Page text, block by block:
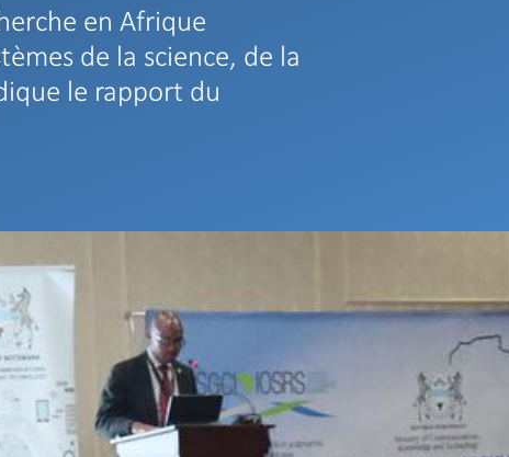
en Afrique
de la science, de la
le rapport du